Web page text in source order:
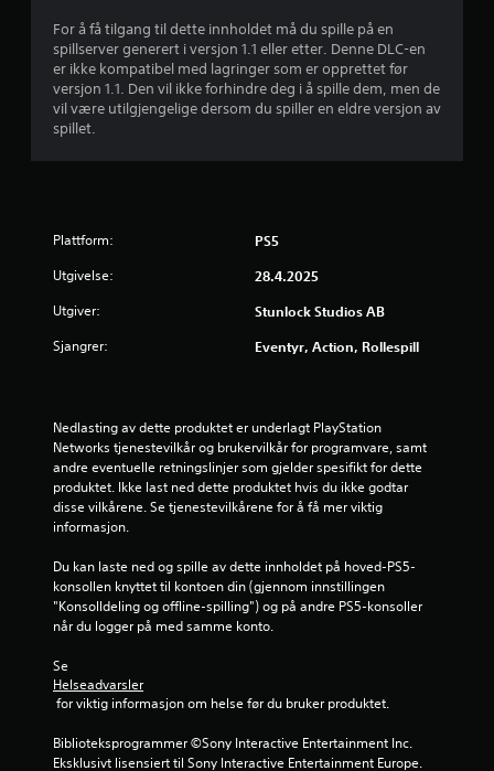
For å få tilgang til dette innholdet må du spille på en
spillserver generert i versjon 1.1 eller etter. Denne DLC-en
er ikke kompatibel med lagringer som er opprettet før
versjon 1.1. Den vil ikke forhindre deg i å spille dem, men de
vil være utilgjengelige dersom du spiller en eldre versjon av
spillet.
Plattform: PS5
Utgivelse: 28.4.2025
Utgiver: Stunlock Studios AB
Sjangrer: Eventyr, Action, Rollespill
Nedlasting av dette produktet er underlagt PlayStation
Networks tjenestevilkår og brukervilkår for programvare, samt
andre eventuelle retningslinjer som gjelder spesifikt for dette
produktet. Ikke last ned dette produktet hvis du ikke godtar
disse vilkårene. Se tjenestevilkårene for å få mer viktig
informasjon.
Du kan laste ned og spille av dette innholdet på hoved-PS5-
konsollen knyttet til kontoen din (gjennom innstillingen
"Konsolldeling og offline-spilling") og på andre PS5-konsoller
når du logger på med samme konto.
Se
Helseadvarsler
for viktig informasjon om helse før du bruker produktet.
Biblioteksprogrammer ©Sony Interactive Entertainment Inc.
Eksklusivt lisensiert til Sony Interactive Entertainment Europe.